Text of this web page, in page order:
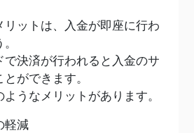
リットは、入金が即座に行わ
で決済が行われると入金のサ
ができます。
うなメリットがあります。
軽減